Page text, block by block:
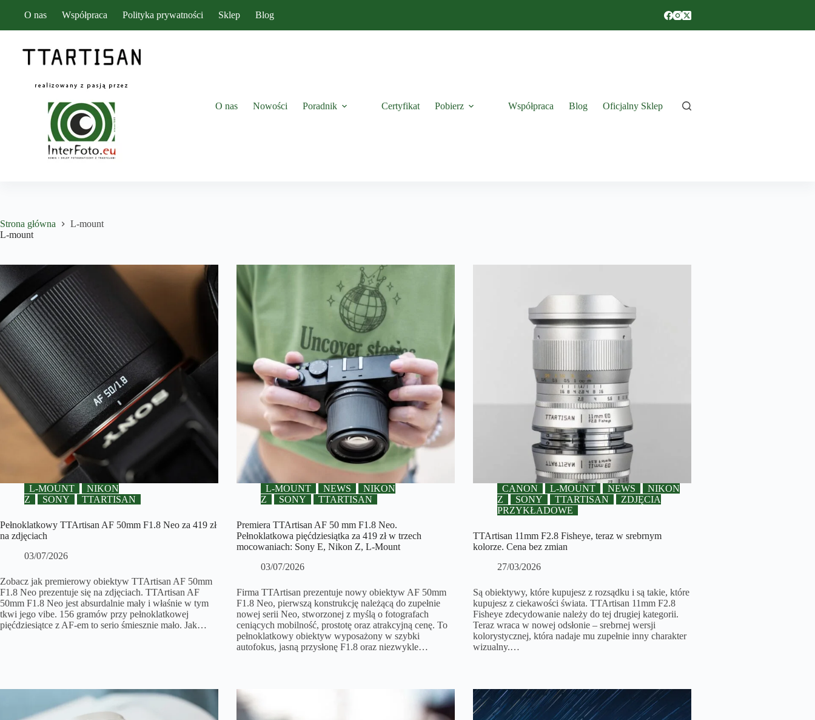
O nas Współpraca Polityka prywatności Sklep Blog
O nas Nowości Poradnik Certyfikat Pobierz Współpraca Blog Oficjalny Sklep
Strona główna
L-mount
L-mount
L-MOUNT
NIKON
Z
SONY TTARTISAN
Pełnoklatkowy TTArtisan AF 50mm F1.8 Neo za 419 zł
na zdjęciach
03/07/2026
Zobacz jak premierowy obiektyw TTArtisan AF 50mm
F1.8 Neo prezentuje się na zdjęciach. TTArtisan AF
50mm F1.8 Neo jest absurdalnie mały i właśnie w tym
tkwi jego vibe. 156 gramów przy pełnoklatkowej
pięćdziesiątce z AF-em to serio śmiesznie mało. Jak…
L-MOUNT NEWS
NIKON
Z
SONY TTARTISAN
Premiera TTArtisan AF 50 mm F1.8 Neo.
Pełnoklatkowa pięćdziesiątka za 419 zł w trzech
mocowaniach: Sony E, Nikon Z, L-Mount
03/07/2026
Firma TTArtisan prezentuje nowy obiektyw AF 50mm
F1.8 Neo, pierwszą konstrukcję należącą do zupełnie
nowej serii Neo, stworzonej z myślą o fotografach
ceniących mobilność, prostotę oraz atrakcyjną cenę. To
pełnoklatkowy obiektyw wyposażony w szybki
autofokus, jasną przysłonę F1.8 oraz niezwykle…
CANON L-MOUNT NEWS
NIKON
Z
SONY TTARTISAN
ZDJĘCIA
PRZYKŁADOWE
TTArtisan 11mm F2.8 Fisheye, teraz w srebrnym
kolorze. Cena bez zmian
27/03/2026
Są obiektywy, które kupujesz z rozsądku i są takie, które
kupujesz z ciekawości świata. TTArtisan 11mm F2.8
Fisheye zdecydowanie należy do tej drugiej kategorii.
Teraz wraca w nowej odsłonie – srebrnej wersji
kolorystycznej, która nadaje mu zupełnie inny charakter
wizualny.…